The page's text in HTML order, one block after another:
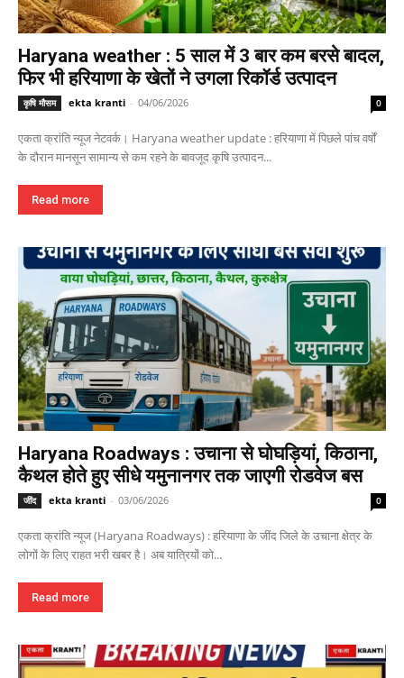
Haryana weather : 5 साल में 3 बार कम बरसे बादल,
फिर भी हरियाणा के खेतों ने उगला रिकॉर्ड उत्पादन
कृषि मौसम ekta kranti - 04/06/2026 0
एकता क्रांति न्यूज नेटवर्क। Haryana weather update : हरियाणा में पिछले पांच वर्षों
के दौरान मानसून सामान्य से कम रहने के बावजूद कृषि उत्पादन...
Read more
Haryana Roadways : उचाना से घोघड़ियां, किठाना,
कैथल होते हुए सीधे यमुनानगर तक जाएगी रोडवेज बस
जींद ekta kranti - 03/06/2026 0
एकता क्रांति न्यूज (Haryana Roadways) : हरियाणा के जींद जिले के उचाना क्षेत्र के
लोगों के लिए राहत भरी खबर है। अब यात्रियों को...
Read more